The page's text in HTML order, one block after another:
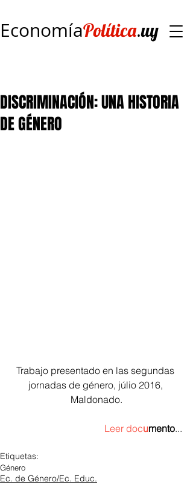
EconomíaPolítica.uy
DISCRIMINACIÓN: UNA HISTORIA
DE GÉNERO
Trabajo presentado en las segundas
jornadas de género, júlio 2016,
Maldonado.
Leer documento...
Etiquetas:
Género
Ec. de Género/Ec. Educ.